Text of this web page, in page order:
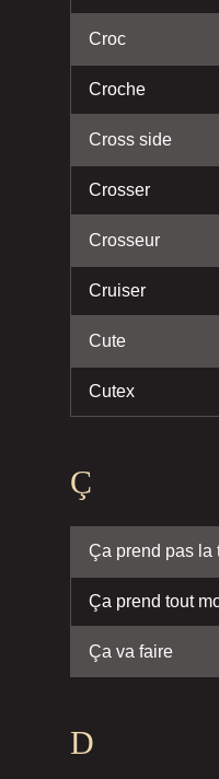
Croc
Croche
Cross side
Crosser
Crosseur
Cruiser
Cute
Cutex
Ç
Ça prend pas la
Ça prend tout
Ça va faire
D